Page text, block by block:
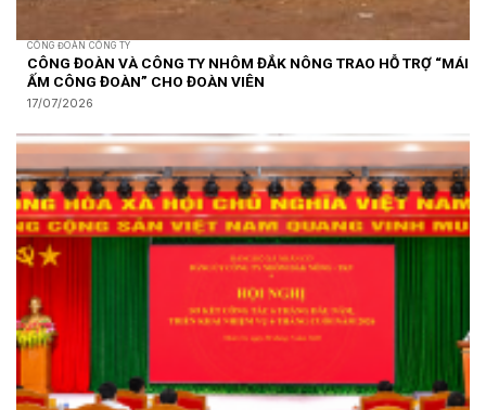
CÔNG ĐOÀN CÔNG TY
CÔNG ĐOÀN VÀ CÔNG TY NHÔM ĐẮK NÔNG TRAO HỖ TRỢ “MÁI
ẤM CÔNG ĐOÀN” CHO ĐOÀN VIÊN
17/07/2026